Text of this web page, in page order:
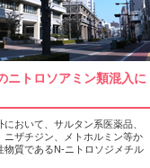
ニトロソアミン類混入に
において、サルタン系医薬品、
ニザチジン、メトホルミン等か
物質であるN‐ニトロソジメチル